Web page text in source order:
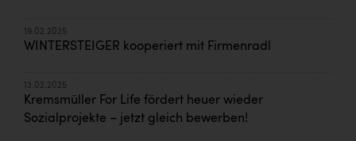
19.02.2025
WINTERSTEIGER kooperiert mit Firmenradl
13.02.2025
Kremsmüller For Life fördert heuer wieder
Sozialprojekte – jetzt gleich bewerben!